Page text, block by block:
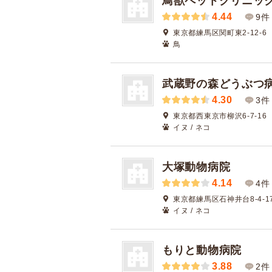
4.44 9件
東京都練馬区関町東2-12-6
鳥
武蔵野の森どうぶつ
4.30 3件
東京都西東京市柳沢6-7-16
イヌ / ネコ
大塚動物病院
4.14 4件
東京都練馬区石神井台8-4-
イヌ / ネコ
もりと動物病院
3.88 2件